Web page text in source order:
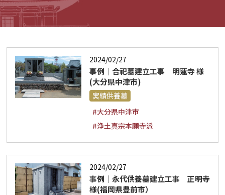
2024/02/27
事例│合祀墓建立工事 明蓮寺 様
(大分県中津市)
実績供養墓
#大分県中津市
#浄土真宗本願寺派
2024/02/27
事例｜永代供養墓建立工事 正明寺
様(福岡県豊前市）